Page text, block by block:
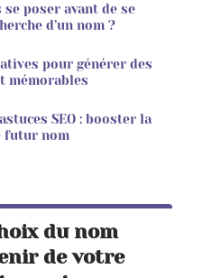
poser avant de se
d’un nom ?
pour générer des
mémorables
SEO : booster la
futur nom
du nom
de votre